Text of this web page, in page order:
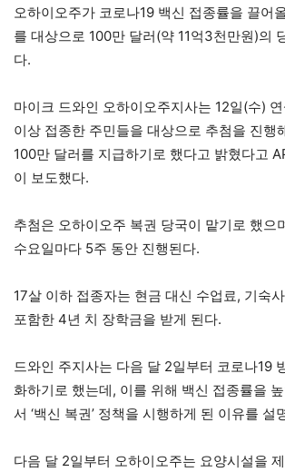
오하이오주가 코로나19 백신 접종률을 끌어
를 대상으로 100만 달러(약 11억3천만원)의
다.
마이크 드와인 오하이오주지사는 12일(수)
이상 접종한 주민들을 대상으로 추첨을 진행
100만 달러를 지급하기로 했다고 밝혔다고
이 보도했다.
추첨은 오하이오주 복권 당국이 맡기로 했으
수요일마다 5주 동안 진행된다.
17살 이하 접종자는 현금 대신 수업료, 기숙
포함한 4년 치 장학금을 받게 된다.
드와인 주지사는 다음 달 2일부터 코로나19
화하기로 했는데, 이를 위해 백신 접종률을
서 ‘백신 복권’ 정책을 시행하게 된 이유를 설
다음 달 2일부터 오하이오주는 요양시설을